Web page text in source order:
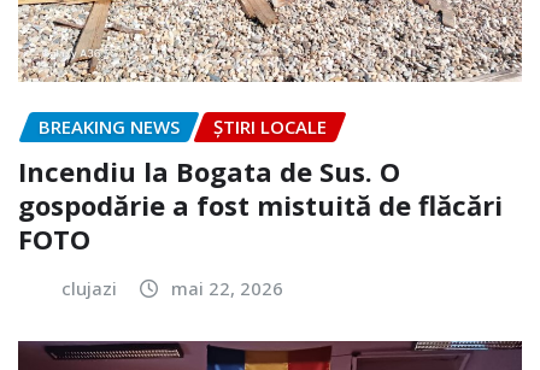
BREAKING NEWS ȘTIRI LOCALE
Incendiu la Bogata de Sus. O
gospodărie a fost mistuită de flăcări
FOTO
clujazi mai 22, 2026